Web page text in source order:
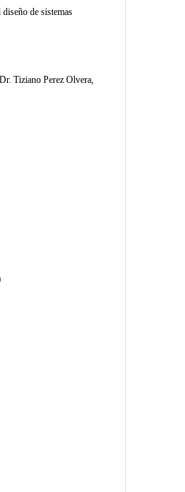
de sistemas
Tiziano Perez Olvera,